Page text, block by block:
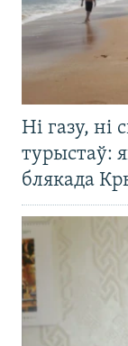
Ні газу, ні
турыстаў:
блякада